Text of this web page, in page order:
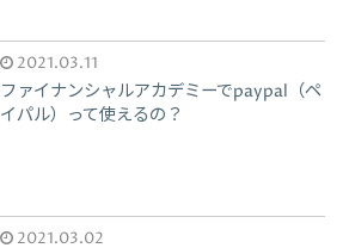
2021.03.11
ファイナンシャルアカデミーでpaypal（ペ
イパル）って使えるの？
2021.03.02